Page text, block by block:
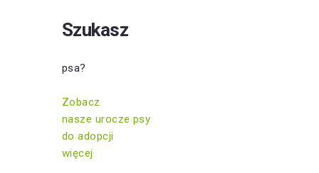
Szukasz
psa?
Zobacz
nasze urocze psy
do adopcji
więcej